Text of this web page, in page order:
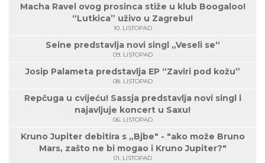
Macha Ravel ovog prosinca stiže u klub Boogaloo!
“Lutkica” uživo u Zagrebu!
10. LISTOPAD
Seine predstavlja novi singl „Veseli se“
09. LISTOPAD
Josip Palameta predstavlja EP “Zaviri pod kožu”
08. LISTOPAD
Repčuga u cvijeću! Sassja predstavlja novi singl i
najavljuje koncert u Saxu!
06. LISTOPAD
Kruno Jupiter debitira s „Bjbe" - "ako može Bruno
Mars, zašto ne bi mogao i Kruno Jupiter?"
01. LISTOPAD